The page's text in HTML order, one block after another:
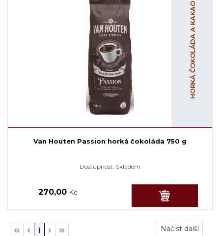
HORKÁ ČOKOLÁDA A KAKAO
Van Houten Passion horká čokoláda 750 g
Dostupnost: Skladem
270,00 Kč
Načíst další
1